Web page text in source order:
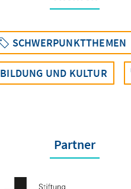
SCHWERPUNKTTHEMEN
BILDUNG UND KULTUR
Partner